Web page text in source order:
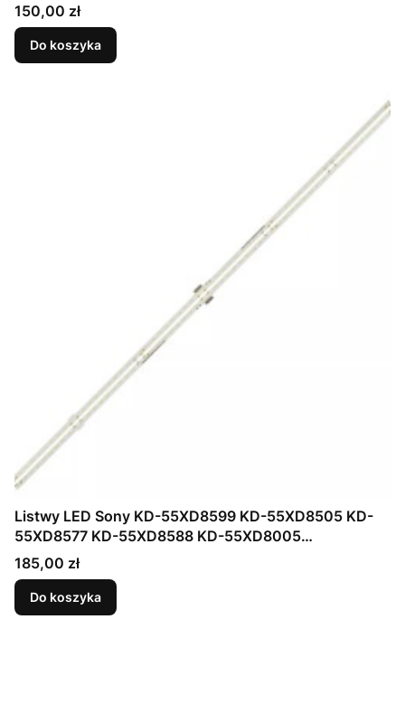
Cena
150,00 zł
Do koszyka
Listwy LED Sony KD-55XD8599 KD-55XD8505 KD-
55XD8577 KD-55XD8588 KD-55XD8005
056380270201L 056380270201R V550QWME01
56.38027.020 760.01N1T.0002 734.01N08.XXXX
Cena
185,00 zł
Do koszyka